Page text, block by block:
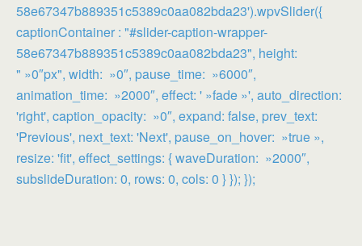
58e67347b889351c5389c0aa082bda23').wpvSlider({
captionContainer : "#slider-caption-wrapper-
58e67347b889351c5389c0aa082bda23", height:
" »0″px", width: »0″, pause_time: »6000″,
animation_time: »2000″, effect: ' »fade »', auto_direction:
'right', caption_opacity: »0″, expand: false, prev_text:
'Previous', next_text: 'Next', pause_on_hover: »true »,
resize: 'fit', effect_settings: { waveDuration: »2000″,
subslideDuration: 0, rows: 0, cols: 0 } }); });